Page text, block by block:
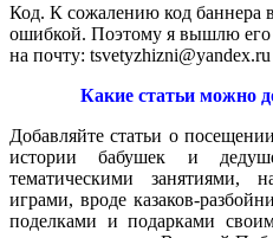
Код. К сожалению код баннера
ошибкой. Поэтому я вышлю
на почту: tsvetyzhizni@yandex.ru
Какие статьи можно
Добавляйте статьи о
истории бабушек и
тематическими занятиями,
играми, вроде казаков-
поделками и подарками